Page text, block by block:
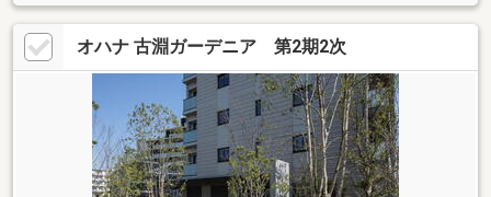
オハナ 古淵ガーデニア 第2期2次